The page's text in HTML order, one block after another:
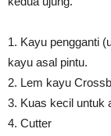
1. Kayu pengganti
kayu asal pintu.
2. Lem kayu
3. Kuas kecil untuk
4. Cutter